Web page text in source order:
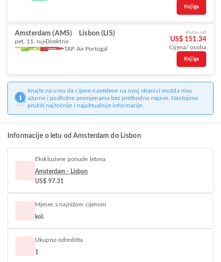
Knjiga
Amsterdam (AMS) Lisbon (LIS)
pet, 11. ruj Direktno
TAP Air Portugal
Počni od
US$ 151.34
Cijena/ osoba
Knjiga
Imajte na umu da cijene navedene na ovoj stranici možda nisu
ažurne i podložne promjenama bez prethodne najave. Nastojimo
pružiti najtočnije i najaktualnije informacije.
Informacije o letu od Amsterdam do Lisbon
Ekskluzivne ponude letova
Amsterdam - Lisbon
US$ 97.31
Mjesec s najnižom cijenom
kol.
Ukupno odredišta
1